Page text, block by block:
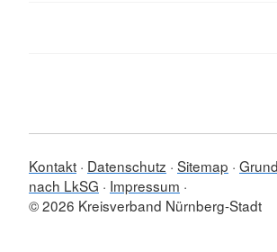
Kontakt Datenschutz Sitemap
nach LkSG
Impressum
© 2026 Kreisverband Nürnberg-Stadt